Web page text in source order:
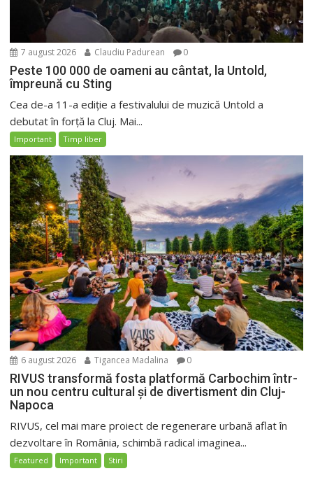
7 august 2026 Claudiu Padurean 0
Peste 100 000 de oameni au cântat, la Untold,
împreună cu Sting
Cea de-a 11-a ediție a festivalului de muzică Untold a
debutat în forță la Cluj. Mai...
Important Timp liber
6 august 2026 Tigancea Madalina 0
RIVUS transformă fosta platformă Carbochim într-
un nou centru cultural și de divertisment din Cluj-
Napoca
RIVUS, cel mai mare proiect de regenerare urbană aflat în
dezvoltare în România, schimbă radical imaginea...
Featured Important Stiri